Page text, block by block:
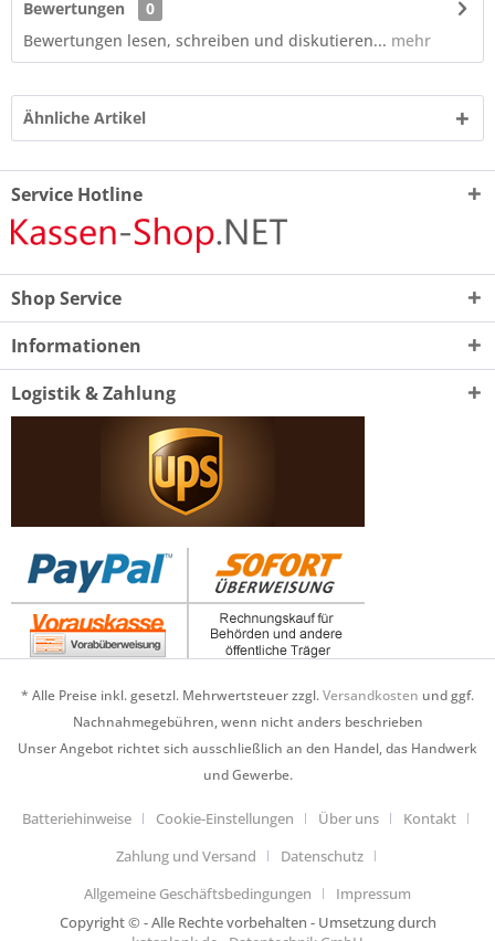
Bewertungen
0
Bewertungen lesen, schreiben und diskutieren... mehr
Ähnliche Artikel
Service Hotline
Shop Service
Informationen
Logistik & Zahlung
* Alle Preise inkl. gesetzl. Mehrwertsteuer zzgl.Versandkosten und ggf.
Nachnahmegebühren, wenn nicht anders beschrieben
Unser Angebot richtet sich ausschließlich an den Handel, das Handwerk
und Gewerbe.
Batteriehinweise Cookie-Einstellungen Über uns
Kontakt
Zahlung und Versand
Datenschutz
Allgemeine Geschäftsbedingungen
Impressum
Copyright © - Alle Rechte vorbehalten - Umsetzung durch